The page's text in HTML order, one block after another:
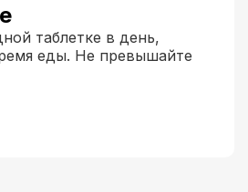
таблетке в день,
еды. Не превышайте